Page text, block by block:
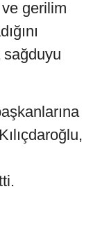
gerilim
sağduyu